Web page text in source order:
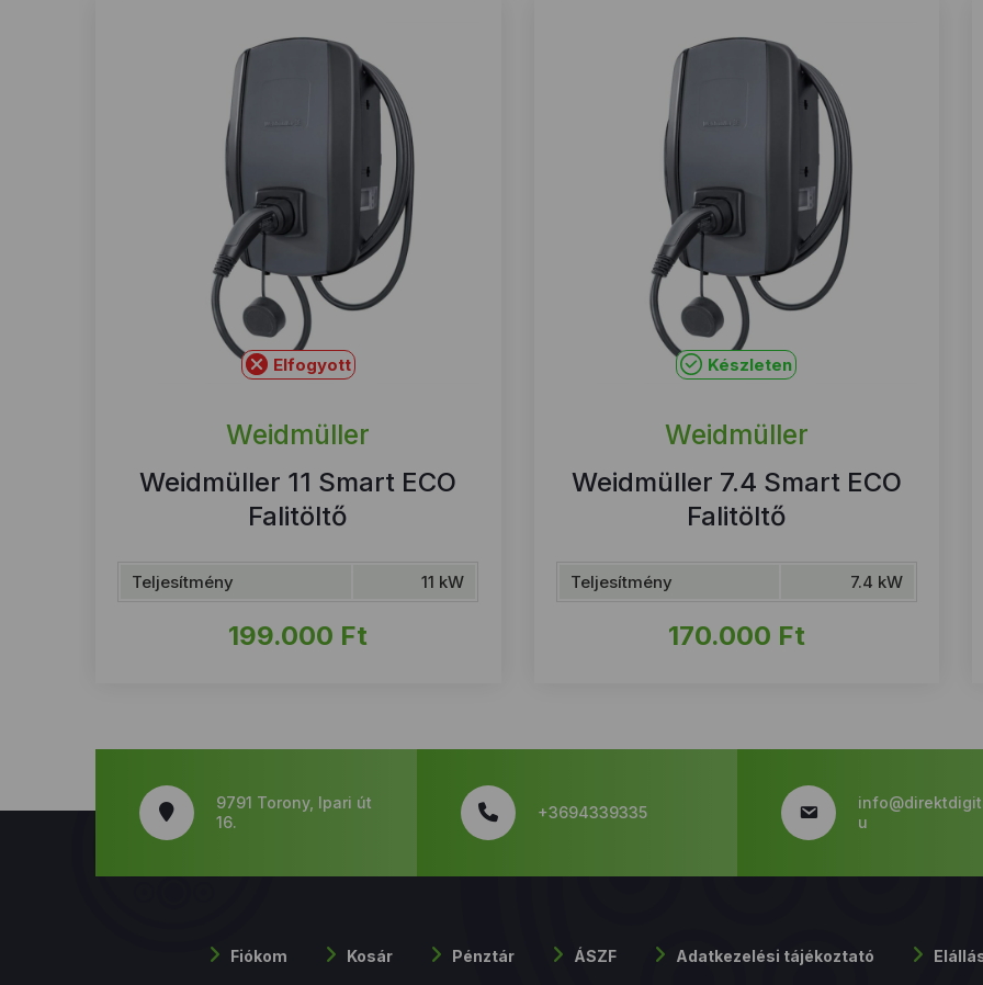
Elfogyott
Weidmüller
Weidmüller 11 Smart ECO
Falitöltő
Teljesítmény 11 kW
199.000 Ft
Készleten
Weidmüller
Weidmüller 7.4 Smart ECO
Falitöltő
Teljesítmény 7.4 kW
170.000 Ft
9791 Torony, Ipari út
16.
+3694339335
u
Fiókom Kosár Pénztár ÁSZF Adatkezelési tájékoztató